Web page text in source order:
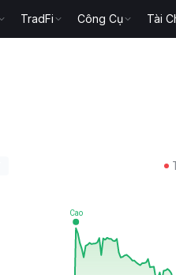
TradFi Công Cụ Tài